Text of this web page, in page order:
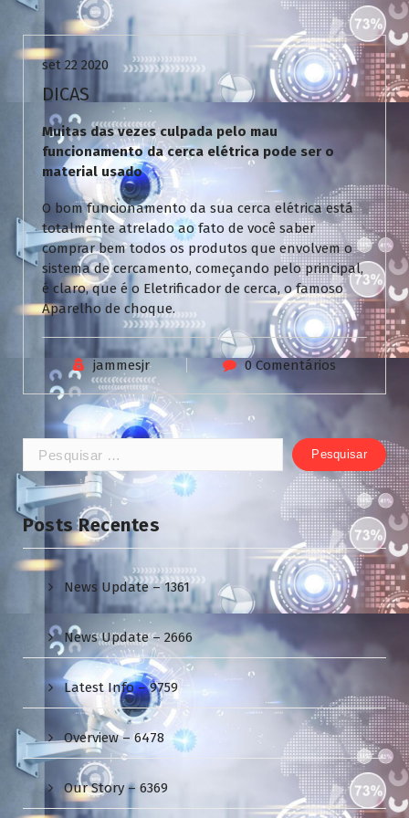
Uncategorized
set 22 2020
DICAS
Muitas das vezes culpada pelo mau
funcionamento da cerca elétrica pode ser o
material usado
O bom funcionamento da sua cerca elétrica está
totalmente atrelado ao fato de você saber
comprar bem todos os produtos que envolvem o
sistema de cercamento, começando pelo principal,
é claro, que é o Eletrificador de cerca, o famoso
Aparelho de choque.
jammesjr 0 Comentários
Pesquisar
por:
Posts Recentes
News Update – 1361
News Update – 2666
Latest Info – 9759
Overview – 6478
Our Story – 6369